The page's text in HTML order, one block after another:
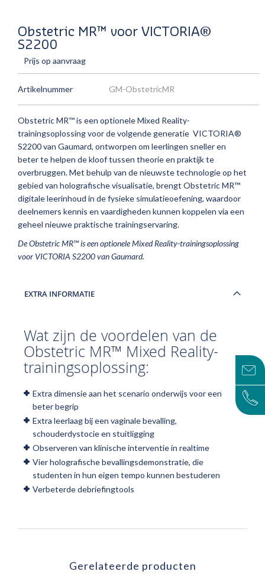
Obstetric MR™ voor VICTORIA®
S2200
Prijs op aanvraag
Artikelnummer GM-ObstetricMR
Obstetric MR™ is een optionele Mixed Reality-
trainingsoplossing voor de volgende generatie VICTORIA®
S2200 van Gaumard, ontworpen om leerlingen sneller en
beter te helpen de kloof tussen theorie en praktijk te
overbruggen. Met behulp van de nieuwste technologie op het
gebied van holografische visualisatie, brengt Obstetric MR™
digitale leerinhoud in de fysieke simulatieoefening, waardoor
deelnemers kennis en vaardigheden kunnen koppelen via een
geheel nieuwe praktische trainingservaring.
DeObstetric MR™ is een optionele Mixed Reality-trainingsoplossing
voor VICTORIA S2200 van Gaumard.
EXTRA INFORMATIE
Wat zijn de voordelen van de
Obstetric MR™ Mixed Reality-
trainingsoplossing:
Extra dimensie aan het scenario onderwijs voor een
beter begrip
Extra leerlaag bij een vaginale bevalling,
schouderdystocie en stuitligging
Observeren van klinische interventie in realtime
Vier holografische bevallingsdemonstratie, die
studenten in hun eigen tempo kunnen bestuderen
Verbeterde debriefingtools
Gerelateerde producten